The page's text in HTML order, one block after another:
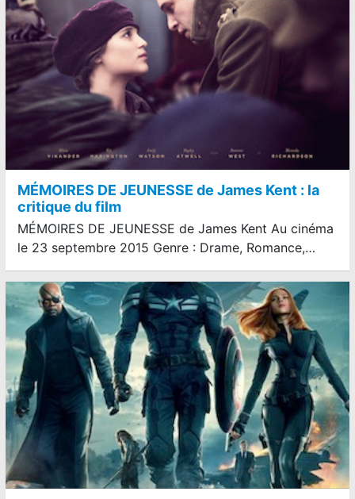
MÉMOIRES DE JEUNESSE de James Kent : la
critique du film
MÉMOIRES DE JEUNESSE de James Kent Au cinéma
le 23 septembre 2015 Genre : Drame, Romance,…